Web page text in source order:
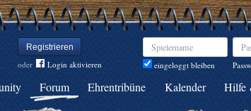
Registrieren
oder Login aktivieren
Spielername
eingeloggt bleiben
Forum Ehrentribüne Kalender Hilfe